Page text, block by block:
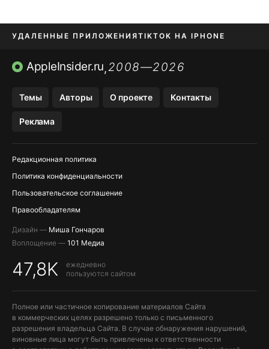
УДАЛЕННЫЕ ПРИЛОЖЕНИЯTIKTOK НА IPHONE
ПРИЛОЖЕНИЯ БЕЗ APP STORE
AppleInsider.ru,2008—2026
Темы Авторы О проекте Контакты
Реклама
Редакционная политика
Политика конфиденциальности
Пользовательское соглашение
Правообладателям
Дизайн — Миша Гончаров
Воплощение — 101 Медиа
47,8K
ежедневно
пользуются сайтом
Полное или частичное копирование материалов Сайта
в коммерческих целях разрешено только с письменного
разрешения владельца Сайта. В случае обнаружения нарушений,
виновные лица могут быть привлечены к ответственности